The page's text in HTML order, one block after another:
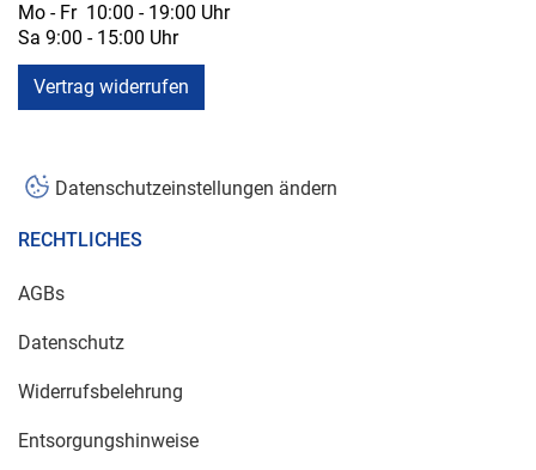
Mo - Fr 10:00 - 19:00 Uhr
Sa 9:00 - 15:00 Uhr
Vertrag widerrufen
Datenschutzeinstellungen ändern
RECHTLICHES
AGBs
Datenschutz
Widerrufsbelehrung
Entsorgungshinweise